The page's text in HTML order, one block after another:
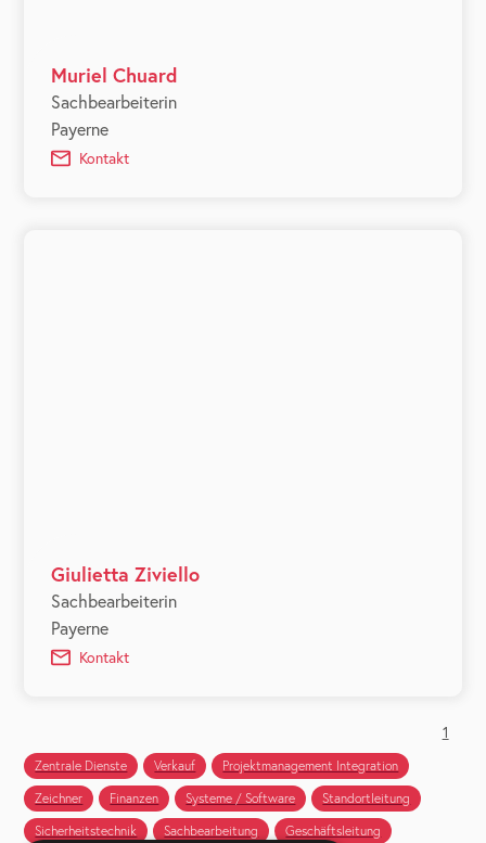
Muriel Chuard
Sachbearbeiterin
Payerne
Kontakt
Giulietta Ziviello
Sachbearbeiterin
Payerne
Kontakt
1
Zentrale Dienste Verkauf
Projektmanagement Integration
Zeichner
Finanzen Systeme / Software
Standortleitung
Sicherheitstechnik
Sachbearbeitung
Geschäftsleitung